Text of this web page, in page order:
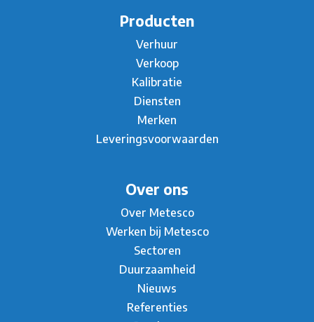
Producten
Verhuur
Verkoop
Kalibratie
Diensten
Merken
Leveringsvoorwaarden
Over ons
Over Metesco
Werken bij Metesco
Sectoren
Duurzaamheid
Nieuws
Referenties